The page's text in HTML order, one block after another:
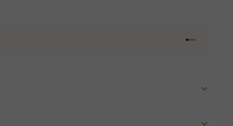
Vai
Vai
Vai
Vai